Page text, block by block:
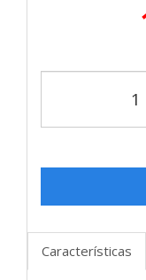
Características